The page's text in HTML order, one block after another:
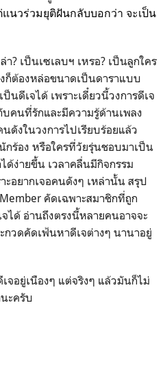
แนวร่วมยุติฝันกลับบอกว่า จะเป็น
า? เป็นเซเลบฯ เหรอ? เป็นลูกใคร
ก็ต้องหล่อขนาดเป็นดาราแบบ
ป็นดีเจได้ เพราะเดี๋ยวนี้วงการดีเจ
คนที่รักและมีความรู้ด้านเพลง
ดังในวงการไปเรียบร้อยแล้ว
กร้อง หรือใครที่วัยรุ่นชอบมาเป็น
ด้ง่ายขึ้น เวลาคลื่นมีกิจกรรม
อยากเจอคนดังๆ เหล่านั้น สรุป
Member คัดเฉพาะสมาชิกที่ถูก
จได้ อ่านถึงตรงนี้หลายคนอาจจะ
กวดคัดเฟ้นหาดีเจต่างๆ นานาอยู่
จอยู่เนืองๆ แต่จริงๆ แล้วมันก็ไม่
ะครับ